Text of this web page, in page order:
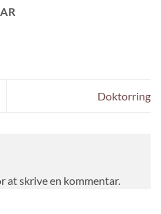
Doktorring
at skrive en kommentar.